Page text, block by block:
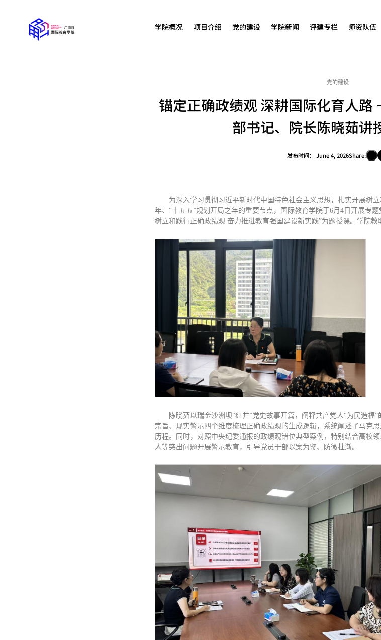
学院概况 项目介绍 党的建设 学院新闻 评建专栏 师资队伍
党的建设
锚定正确政绩观 深耕国际化育人
部书记、院长陈晓茹讲
发布时间： June 4, 2026Share:
为深入学习贯彻习近平新时代中国特色社会主义思想，扎实开展树
年、“十五五”规划开局之年的重要节点，国际教育学院于6月4日开展专
树立和践行正确政绩观 奋力推进教育强国建设新实践”为题授课。学院教
陈晓茹以瑞金沙洲坝“红井”党史故事开篇，阐释共产党人“为民造福
宗旨、现实警示四个维度梳理正确政绩观的生成逻辑，系统阐述了马克
历程。同时，对照中央纪委通报的政绩观错位典型案例，特别结合高校
人等突出问题开展警示教育，引导党员干部以案为鉴、防微杜渐。